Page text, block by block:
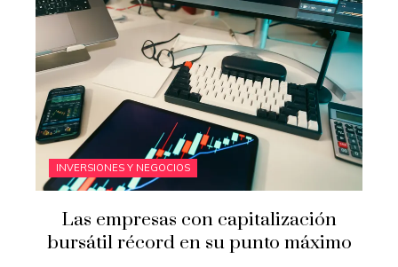
INVERSIONES Y NEGOCIOS
Las empresas con capitalización
bursátil récord en su punto máximo